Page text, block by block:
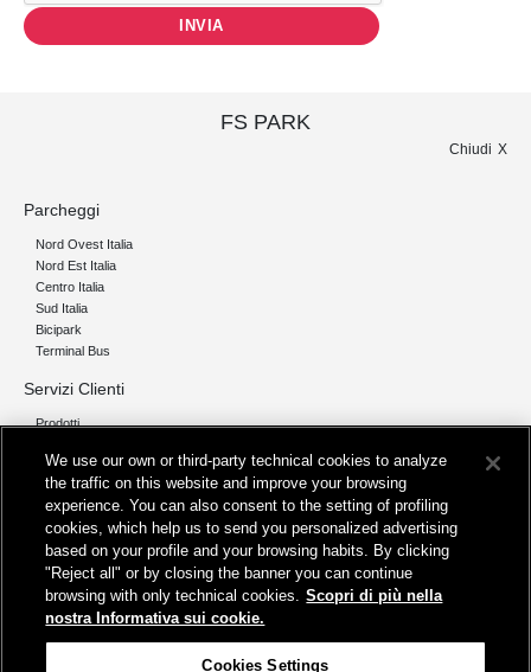
INVIA
FS PARK
Chiudi
Parcheggi
Nord Ovest Italia
Nord Est Italia
Centro Italia
Sud Italia
Bicipark
Terminal Bus
Servizi Clienti
Prodotti
Chi siamo
I nostri pilastri
Servizi
Info
Protezione Dati Personali
We use our own or third-party technical cookies to analyze
the traffic on this website and improve your browsing
experience. You can also consent to the setting of profiling
cookies, which help us to send you personalized advertising
based on your profile and your browsing habits. By clicking
"Reject all" or by closing the banner you can continue
browsing with only technical cookies. Scopri di più nella
nostra Informativa sui cookie.
Cookies Settings